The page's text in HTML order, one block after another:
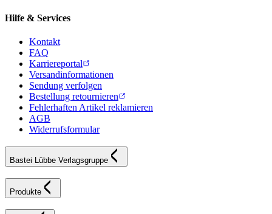
Hilfe & Services
Kontakt
FAQ
Karriereportal
Versandinformationen
Sendung verfolgen
Bestellung retournieren
Fehlerhaften Artikel reklamieren
AGB
Widerrufsformular
Bastei Lübbe Verlagsgruppe
Produkte